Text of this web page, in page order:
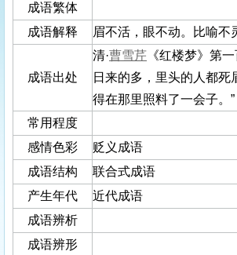
成语繁体
成语解释
眉不活，眼不动。比喻不
成语出处
清·曹雪芹 《红楼梦》第
日来的多，里头的人都死
得在那里照料了一会子。”
常用程度
感情色彩
贬义成语
成语结构
联合式成语
产生年代
近代成语
成语辨析
成语辨形